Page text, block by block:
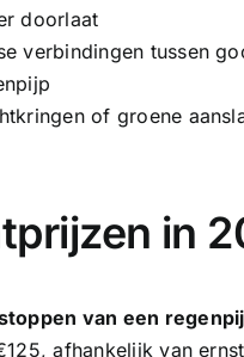
doorlaat
verbindingen tussen
of groene
in
van een
afhankelijk van